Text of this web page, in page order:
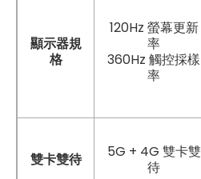
顯示器規
格
120Hz 螢幕更新
率
360Hz 觸控採樣
率
雙卡雙待
5G + 4G 雙卡雙
待